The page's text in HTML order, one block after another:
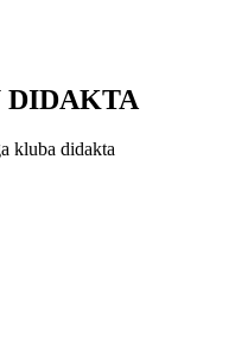
DIDAKTA
kluba didakta